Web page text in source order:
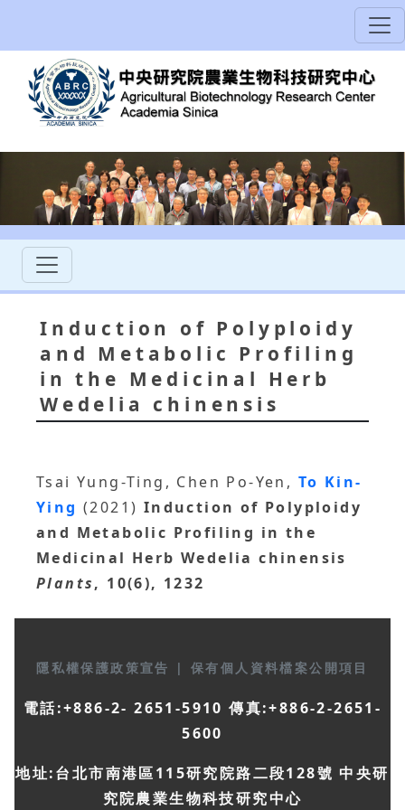
Induction of Polyploidy
and Metabolic Profiling
in the Medicinal Herb
Wedelia chinensis
Tsai Yung-Ting, Chen Po-Yen, To Kin-
Ying (2021) Induction of Polyploidy
and Metabolic Profiling in the
Medicinal Herb Wedelia chinensis
Plants, 10(6), 1232
隱私權保護政策宣告 | 保有個人資料檔案公開項目
電話:+886-2- 2651-5910 傳真:+886-2-2651-
5600
地址:台北市南港區115研究院路二段128號 中央研
究院農業生物科技研究中心